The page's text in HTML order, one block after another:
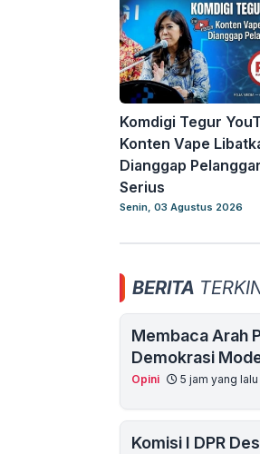
Komdigi Tegur
Konten Vape
Dianggap
Serius
Senin, 03 Agustus 2026
BERITA
Membaca Arah
Demokrasi
Opini 5 jam yang lalu
Komisi I DPR